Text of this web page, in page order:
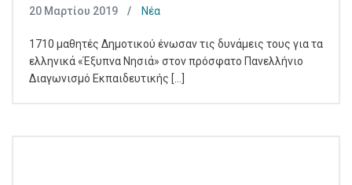
20 Μαρτίου 2019 Νέα
1710 μαθητές Δημοτικού ένωσαν τις δυνάμεις τους για τα
ελληνικά «Έξυπνα Νησιά» στον πρόσφατο Πανελλήνιο
Διαγωνισμό Εκπαιδευτικής [...]